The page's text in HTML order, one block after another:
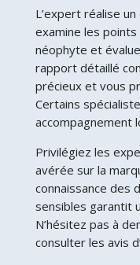
L’expert réalise
examine les points
néophyte et
rapport détaillé
précieux et vous
Certains
accompagnement
Privilégiez les
avérée sur la
connaissance des
sensibles garantit
N’hésitez pas à
consulter les avis